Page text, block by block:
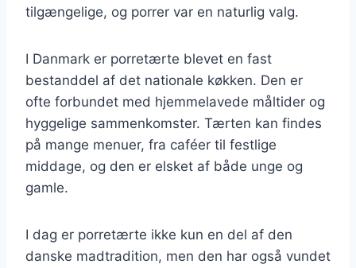
tilgængelige, og porrer var en naturlig valg.
I Danmark er porretærte blevet en fast
bestanddel af det nationale køkken. Den er
ofte forbundet med hjemmelavede måltider og
hyggelige sammenkomster. Tærten kan findes
på mange menuer, fra caféer til festlige
middage, og den er elsket af både unge og
gamle.
I dag er porretærte ikke kun en del af den
danske madtradition, men den har også vundet